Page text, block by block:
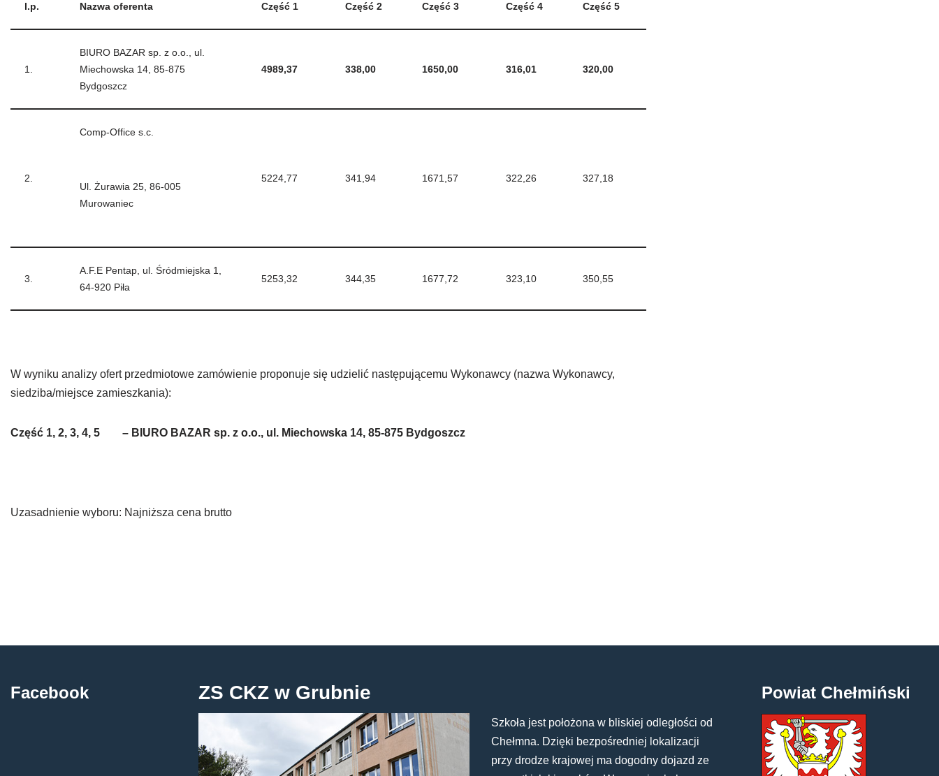
l.p. Nazwa oferenta Część 1 Część 2 Część 3 Część 4 Część 5
1.
BIURO BAZAR sp. z o.o., ul.
Miechowska 14, 85-875
Bydgoszcz
4989,37 338,00 1650,00 316,01 320,00
2.
Comp-Office s.c.
Ul. Żurawia 25, 86-005
Murowaniec
5224,77 341,94 1671,57 322,26 327,18
3.
A.F.E Pentap, ul. Śródmiejska 1,
64-920 Piła
5253,32 344,35 1677,72 323,10 350,55
W wyniku analizy ofert przedmiotowe zamówienie proponuje się udzielić następującemu Wykonawcy (nazwa Wykonawcy,
siedziba/miejsce zamieszkania):
Część 1, 2, 3, 4, 5 – BIURO BAZAR sp. z o.o., ul. Miechowska 14, 85-875 Bydgoszcz
Uzasadnienie wyboru: Najniższa cena brutto
Facebook ZS CKZ w Grubnie
Szkoła jest położona w bliskiej odległości od
Chełmna. Dzięki bezpośredniej lokalizacji
przy drodze krajowej ma dogodny dojazd ze
Powiat Chełmiński